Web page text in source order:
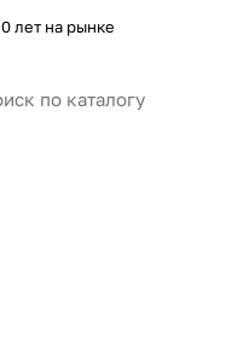
лет на рынке